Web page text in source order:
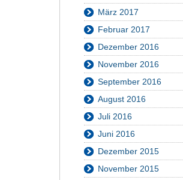
März 2017
Februar 2017
Dezember 2016
November 2016
September 2016
August 2016
Juli 2016
Juni 2016
Dezember 2015
November 2015